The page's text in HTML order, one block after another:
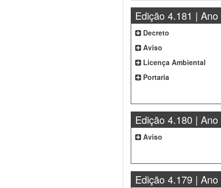
Edição 4.181 | Ano
Decreto
Aviso
Licença Ambiental
Portaria
Edição 4.180 | Ano
Aviso
Edição 4.179 | Ano